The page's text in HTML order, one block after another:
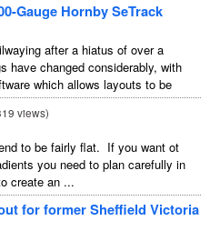
Gauge Hornby SeTrack
after a hiatus of over a
have changed considerably, with
which allows layouts to be
views)
to be fairly flat. If you want ot
you need to plan carefully in
create an ...
for former Sheffield Victoria